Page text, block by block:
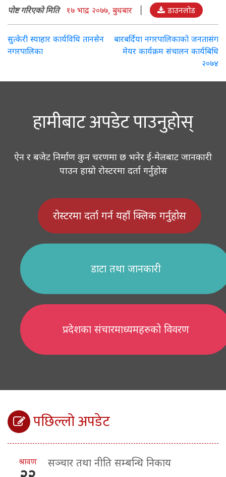
पोष्ट गरिएको मिति १७ भाद्र २०७७, बुधबार डाउनलोड
Post
navigation
सुत्केरी स्याहार कार्यविधि तानसेन
नगरपालिका
बारबर्दिया नगरपालिकाको जनतासंग
मेयर कार्यक्रम संचालन कार्यबिधि
२०७४
हामीबाट अपडेट पाउनुहोस्
ऐन र बजेट निर्माण कुन चरणमा छ भनेर ई-मेलबाट जानकारी
पाउन हाम्रो रोस्टरमा दर्ता गर्नुहोस
रोस्टरमा दर्ता गर्न यहाँ क्लिक गर्नुहोस
डाटा तथा जानकारी
प्रदेशका संचारमाध्यमहरुको विवरण
पछिल्लो अपडेट
श्रावण सञ्चार तथा नीति सम्बन्धि निकाय